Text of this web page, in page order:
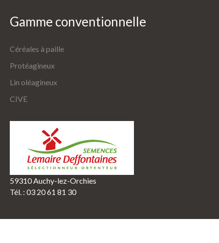
Gamme conventionnelle
Céréales à paille
Protéagineux
Lin oléagineux
CIVE
59310 Auchy-lez-Orchies
Tél. : 03 20 61 81 30